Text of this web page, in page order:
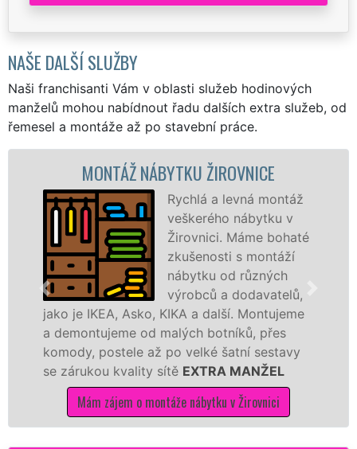
NAŠE DALŠÍ SLUŽBY
Naši franchisanti Vám v oblasti služeb hodinových
manželů mohou nabídnout řadu dalších extra služeb, od
řemesel a montáže až po stavební práce.
NÁBYTKU ŽIROVNICE
Rychlá a levná montáž
veškerého nábytku v
Žirovnici. Máme bohaté
zkušenosti s montáží
nábytku od různých
výrobců a dodavatelů,
KIKA a další. Montujeme
od malých botníků, přes
až po velké šatní sestavy
sítě EXTRA MANŽEL
o montáže nábytku v Žirovnici
výrobců. Ať už
kvalitnější
manželé sítě
kuchyň